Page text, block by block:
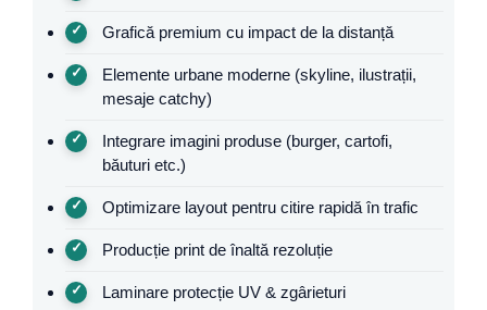
Grafică premium cu impact de la distanță
Elemente urbane moderne (skyline, ilustrații,
mesaje catchy)
Integrare imagini produse (burger, cartofi,
băuturi etc.)
Optimizare layout pentru citire rapidă în trafic
Producție print de înaltă rezoluție
Laminare protecție UV & zgârieturi